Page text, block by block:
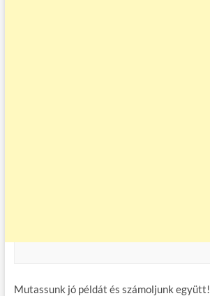
Mutassunk jó példát és számoljunk együtt!